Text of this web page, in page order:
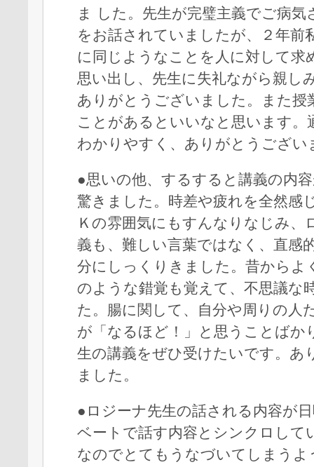
ま した。先生が完璧主義でご病気
をお話されていましたが、２年前
に同じようなことを人に対して求
思い出し、先生に失礼ながら親し
ありがとうございました。また授
ことがあるといいなと思います。
わかりやすく、ありがとうござい
●思いの他、するすると講義の内
驚きました。時差や疲れを全然感
Ｋの雰囲気にもすんなりなじみ、
義も、難しい言葉ではなく、直感
分にしっくりきました。昔からよ
のような錯覚も覚えて、不思議な
た。腸に関して、自分や周りの人
が「なるほど！」と思うことばか
生の講義をぜひ受けたいです。あ
ました。
●ロジーナ先生の話される内容が
ベートで話す内容とシンクロして
なのでとてもうなづいてしまうよ